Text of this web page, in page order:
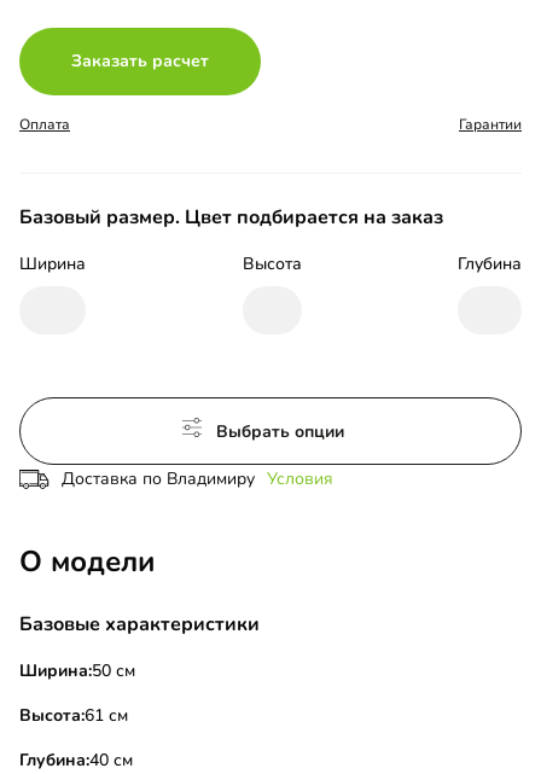
Заказать расчет
Оплата Гарантии
Базовый размер. Цвет подбирается на заказ
Ширина Высота Глубина
Выбрать опции
Доставка по Владимиру Условия
О модели
Базовые характеристики
Ширина:50 см
Высота:61 см
Глубина:40 см